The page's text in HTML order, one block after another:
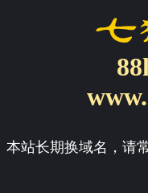
本站长期换域名，请